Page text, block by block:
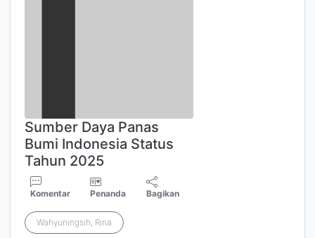
Sumber Daya Panas
Bumi Indonesia Status
Tahun 2025
Komentar Penanda Bagikan
Wahyuningsih, Rina